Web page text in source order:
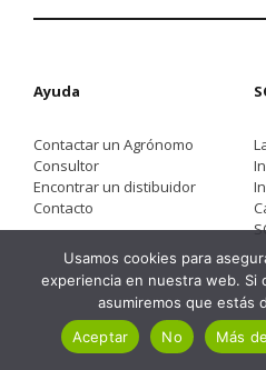
Ayuda
Contactar un Agrónomo
Consultor
Encontrar un distibuidor
Contacto
Usamos cookies para
experiencia en nuestra web. Si
asumiremos que estás
Aceptar
No Más